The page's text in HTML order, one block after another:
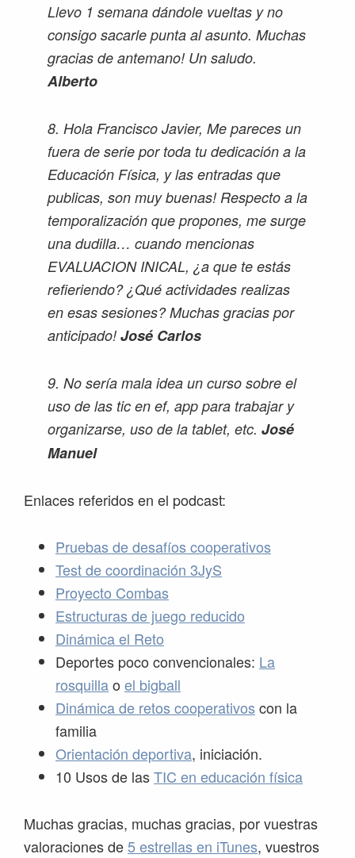
Llevo 1 semana dándole vueltas y no
consigo sacarle punta al asunto. Muchas
gracias de antemano! Un saludo.
Alberto
8. Hola Francisco Javier, Me pareces un
fuera de serie por toda tu dedicación a la
Educación Física, y las entradas que
publicas, son muy buenas! Respecto a la
temporalización que propones, me surge
una dudilla… cuando mencionas
EVALUACION INICAL, ¿a que te estás
refieriendo? ¿Qué actividades realizas
en esas sesiones? Muchas gracias por
anticipado! José Carlos
9. No sería mala idea un curso sobre el
uso de las tic en ef, app para trabajar y
organizarse, uso de la tablet, etc. José
Manuel
Enlaces referidos en el podcast:
Pruebas de desafíos cooperativos
Test de coordinación 3JyS
Proyecto Combas
Estructuras de juego reducido
Dinámica el Reto
Deportes poco convencionales: La
rosquillao el bigball
Dinámica de retos cooperativos con la
familia
Orientación deportiva, iniciación.
10 Usos de lasTIC en educación física
Muchas gracias, muchas gracias, por vuestras
valoraciones de5 estrellas en iTunes, vuestros